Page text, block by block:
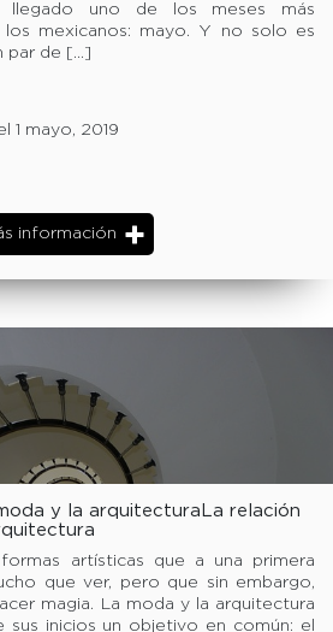
llegado uno de los meses más
mexicanos: mayo. Y no solo es
par de […]
1 mayo, 2019
información
y la arquitecturaLa relación
artísticas que a una primera
que ver, pero que sin embargo,
magia. La moda y la arquitectura
sus inicios un objetivo en común: el